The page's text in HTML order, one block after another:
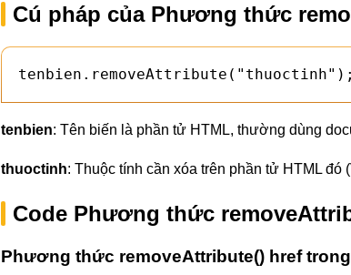
Cú pháp của Phương thức
tenbien: Tên biến là phần tử HTML, thường dùng
thuoctinh: Thuộc tính cần xóa trên phần tử HTML đó
Code Phương thức
Phương thức removeAttribute() href